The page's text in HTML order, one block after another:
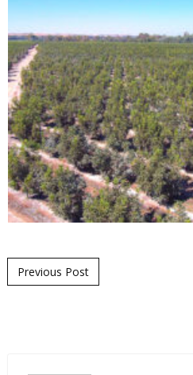
Mensaje de navegación
Previous Post